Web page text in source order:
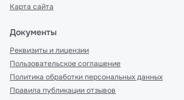
Карта сайта
Документы
Реквизиты и лицензии
Пользовательское соглашение
Политика обработки персональных данных
Правила публикации отзывов